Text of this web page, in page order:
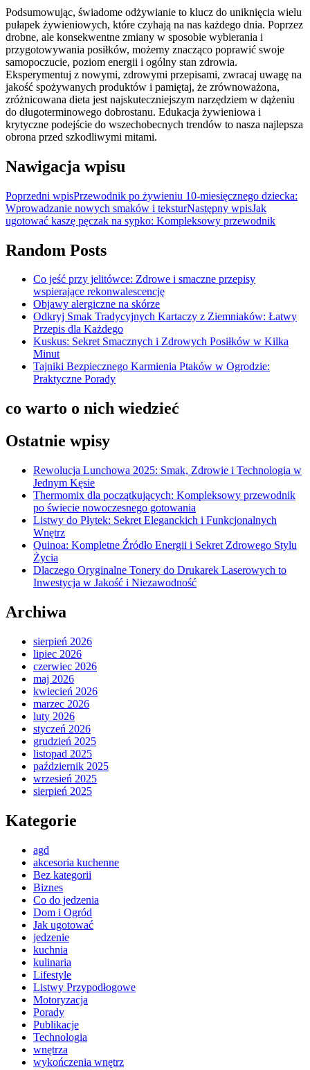
Podsumowując, świadome odżywianie to klucz do uniknięcia wielu
pułapek żywieniowych, które czyhają na nas każdego dnia. Poprzez
drobne, ale konsekwentne zmiany w sposobie wybierania i
przygotowywania posiłków, możemy znacząco poprawić swoje
samopoczucie, poziom energii i ogólny stan zdrowia.
Eksperymentuj z nowymi, zdrowymi przepisami, zwracaj uwagę na
jakość spożywanych produktów i pamiętaj, że zrównoważona,
zróżnicowana dieta jest najskuteczniejszym narzędziem w dążeniu
do długoterminowego dobrostanu. Edukacja żywieniowa i
krytyczne podejście do wszechobecnych trendów to nasza najlepsza
obrona przed szkodliwymi mitami.
Nawigacja wpisu
Poprzedni wpisPrzewodnik po żywieniu 10-miesięcznego dziecka:
Wprowadzanie nowych smaków i teksturNastępny wpisJak
ugotować kaszę pęczak na sypko: Kompleksowy przewodnik
Random Posts
Co jeść przy jelitówce: Zdrowe i smaczne przepisy
wspierające rekonwalescencję
Objawy alergiczne na skórze
Odkryj Smak Tradycyjnych Kartaczy z Ziemniaków: Łatwy
Przepis dla Każdego
Kuskus: Sekret Smacznych i Zdrowych Posiłków w Kilka
Minut
Tajniki Bezpiecznego Karmienia Ptaków w Ogrodzie:
Praktyczne Porady
co warto o nich wiedzieć
Ostatnie wpisy
Rewolucja Lunchowa 2025: Smak, Zdrowie i Technologia w
Jednym Kęsie
Thermomix dla początkujących: Kompleksowy przewodnik
po świecie nowoczesnego gotowania
Listwy do Płytek: Sekret Eleganckich i Funkcjonalnych
Wnętrz
Quinoa: Kompletne Źródło Energii i Sekret Zdrowego Stylu
Życia
Dlaczego Oryginalne Tonery do Drukarek Laserowych to
Inwestycja w Jakość i Niezawodność
Archiwa
sierpień 2026
lipiec 2026
czerwiec 2026
maj 2026
kwiecień 2026
marzec 2026
luty 2026
styczeń 2026
grudzień 2025
listopad 2025
październik 2025
wrzesień 2025
sierpień 2025
Kategorie
agd
akcesoria kuchenne
Bez kategorii
Biznes
Co do jedzenia
Dom i Ogród
Jak ugotować
jedzenie
kuchnia
kulinaria
Lifestyle
Listwy Przypodłogowe
Motoryzacja
Porady
Publikacje
Technologia
wnętrza
wykończenia wnętrz